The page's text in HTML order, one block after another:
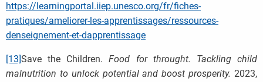
https://learningportal.iiep.unesco.org/fr/fiches-
pratiques/ameliorer-les-apprentissages/ressources-
denseignement-et-dapprentissage
[13]Save the Children.Food for throught. Tackling child
malnutrition to unlock potential and boost prosperity. 2023,